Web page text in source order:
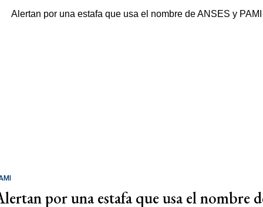
por una estafa que usa el nombre